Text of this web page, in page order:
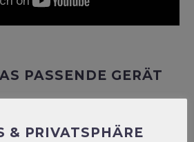
PASSENDE GERÄT
& PRIVATSPHÄRE